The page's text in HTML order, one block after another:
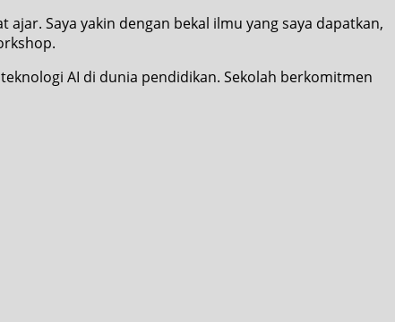
Saya yakin dengan bekal ilmu yang saya dapatkan,
AI di dunia pendidikan. Sekolah berkomitmen